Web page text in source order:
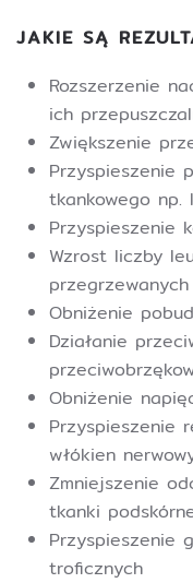
JAKIE SĄ
Rozszerzenie
ich
Zwiększenie
Przyspieszenie
tkankowego np.
Przyspieszenie
Wzrost liczby
przegrzewanych
Obniżenie
Działanie
Obniżenie
Przyspieszenie
włókien
Zmniejszenie
tkanki
Przyspieszenie
troficznych